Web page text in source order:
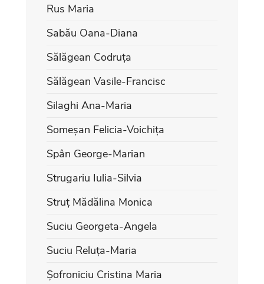
Rus Maria
Sabău Oana-Diana
Sălăgean Codruța
Sălăgean Vasile-Francisc
Silaghi Ana-Maria
Someșan Felicia-Voichița
Spân George-Marian
Strugariu Iulia-Silvia
Struț Mădălina Monica
Suciu Georgeta-Angela
Suciu Reluța-Maria
Șofroniciu Cristina Maria